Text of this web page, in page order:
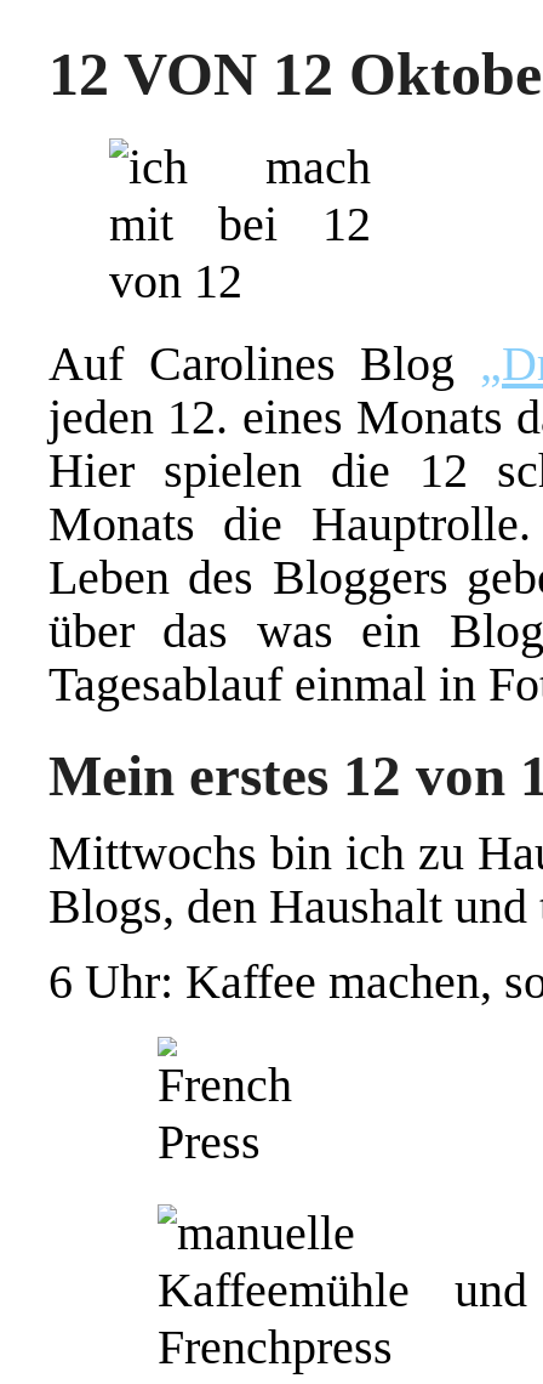
12 VON 12
Auf Carolines Blog
jeden 12. eines Monats
Hier spielen die 12
Monats die
Leben des Bloggers
über das was ein
Tagesablauf einmal in
Mein erstes 12 von
Mittwochs bin ich zu
Blogs, den Haushalt
6 Uhr: Kaffee machen,